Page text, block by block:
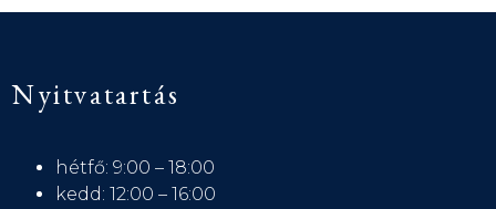
Nyitvatartás
hétfő: 9:00 – 18:00
kedd: 12:00 – 16:00